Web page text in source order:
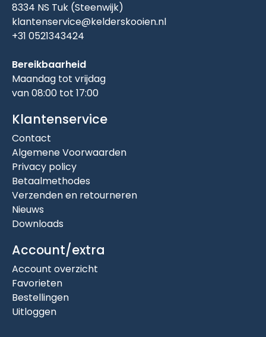
8334 NS Tuk (Steenwijk)
klantenservice@kelderskooien.nl
+31 0521343424
Bereikbaarheid
Maandag tot vrijdag
van 08:00 tot 17:00
Klantenservice
Contact
Algemene Voorwaarden
Privacy policy
Betaalmethodes
Verzenden en retourneren
Nieuws
Downloads
Account/extra
Account overzicht
Favorieten
Bestellingen
Uitloggen